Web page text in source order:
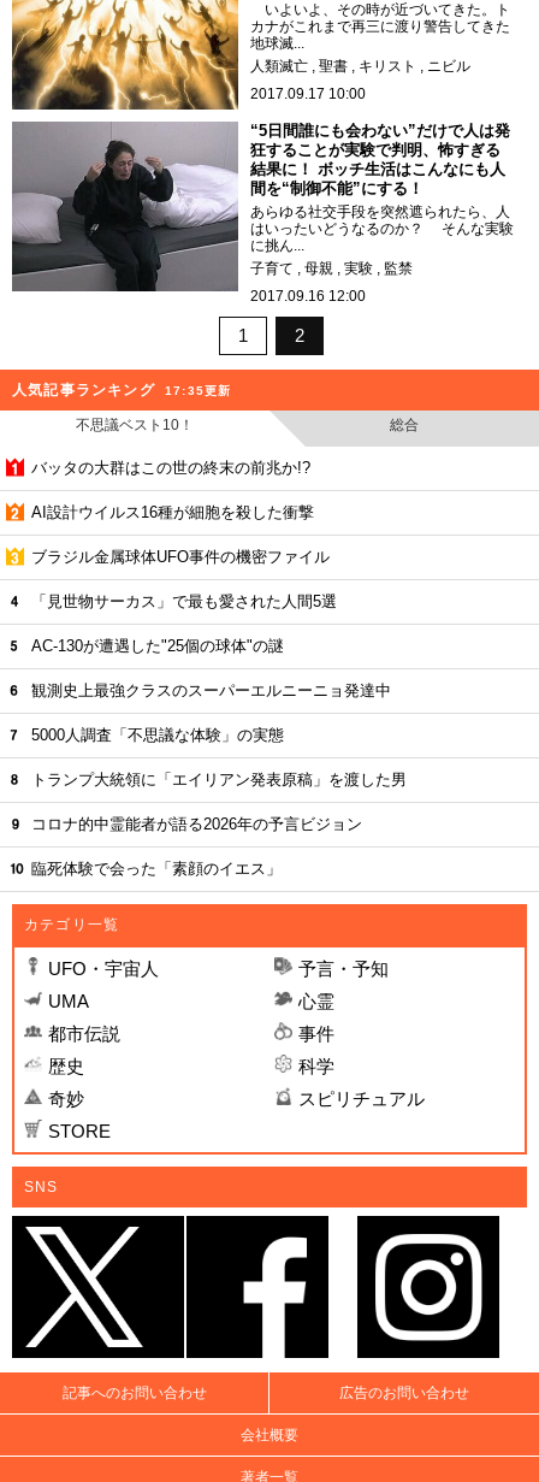
いよいよ、その時が近づいてきた。ト
カナがこれまで再三に渡り警告してきた
地球滅...
人類滅亡
聖書 キリスト
ニビル
2017.09.17 10:00
“5日間誰にも会わない”だけで人は発
狂することが実験で判明、怖すぎる
結果に！ ボッチ生活はこんなにも人
間を“制御不能”にする！
あらゆる社交手段を突然遮られたら、人
はいったいどうなるのか？ そんな実験
に挑ん...
子育て
母親 実験
監禁
2017.09.16 12:00
1 2
人気記事ランキング 17:35更新
不思議ベスト10！ 総合
バッタの大群はこの世の終末の前兆か!?
AI設計ウイルス16種が細胞を殺した衝撃
ブラジル金属球体UFO事件の機密ファイル
「見世物サーカス」で最も愛された人間5選
AC-130が遭遇した"25個の球体"の謎
観測史上最強クラスのスーパーエルニーニョ発達中
5000人調査「不思議な体験」の実態
トランプ大統領に「エイリアン発表原稿」を渡した男
コロナ的中霊能者が語る2026年の予言ビジョン
臨死体験で会った「素顔のイエス」
カテゴリ一覧
UFO・宇宙人
予言・予知
UMA
心霊
都市伝説
事件
歴史
科学
奇妙
スピリチュアル
STORE
SNS
記事へのお問い合わせ 広告のお問い合わせ
会社概要
著者一覧